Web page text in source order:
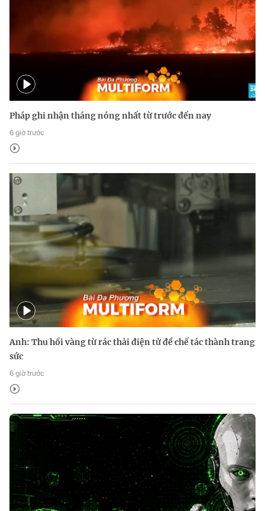
Pháp ghi nhận tháng nóng nhất từ trước đến nay
6 giờ trước
Anh: Thu hồi vàng từ rác thải điện tử để chế tác thành trang
sức
6 giờ trước